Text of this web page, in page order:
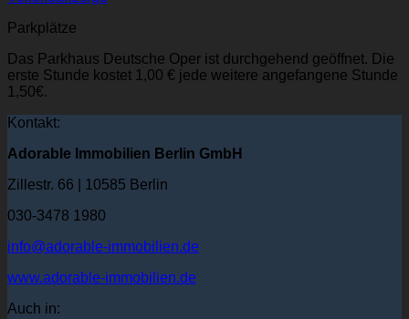
Parkplätze
Das Parkhaus Deutsche Oper ist durchgehend geöffnet. Die
erste Stunde kostet 1,00 € jede weitere angefangene Stunde
1,50€.
Kontakt:
Adorable Immobilien Berlin GmbH
Zillestr. 66 | 10585 Berlin
030-3478 1980
info@adorable-immobilien.de
www.adorable-immobilien.de
Auch in: